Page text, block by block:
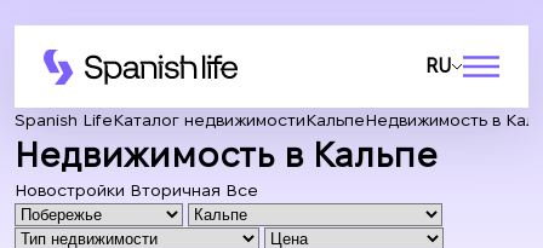
RU
Spanish LifeКаталог недвижимостиКальпеНедвижимость в
Недвижимость в Кальпе
Новостройки Вторичная Все